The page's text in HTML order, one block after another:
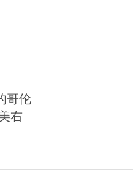
哥伦
右